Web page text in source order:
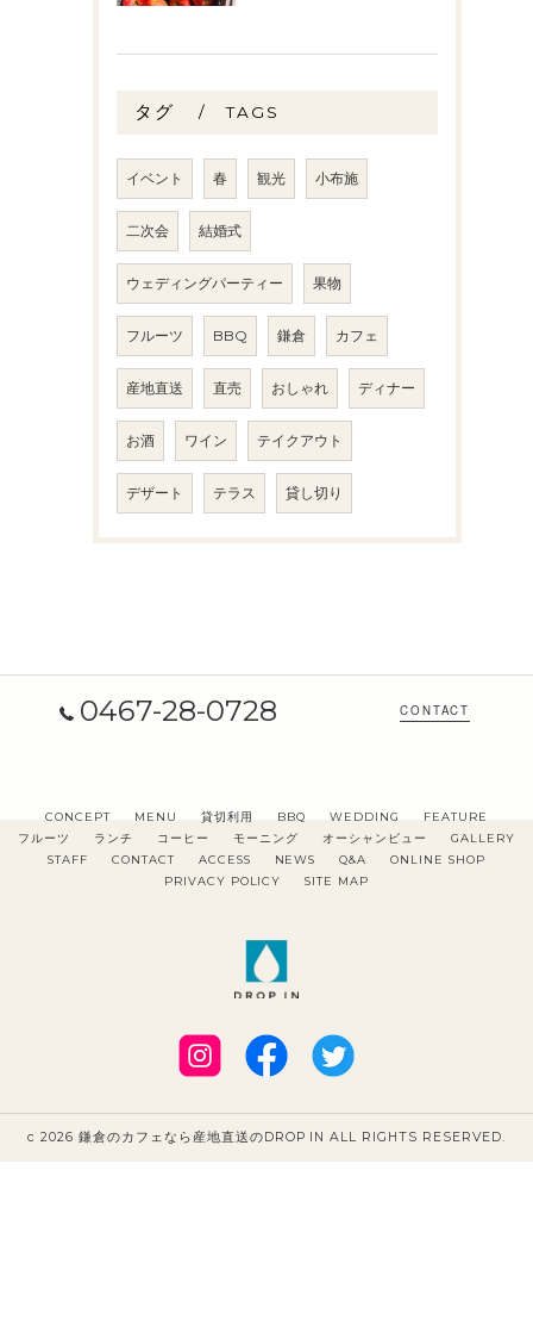
タグ TAGS
イベント 春 観光 小布施
二次会 結婚式
ウェディングパーティー 果物
フルーツ BBQ 鎌倉 カフェ
産地直送 直売 おしゃれ ディナー
お酒 ワイン テイクアウト
デザート テラス 貸し切り
0467-28-0728 CONTACT
CONCEPT MENU 貸切利用 BBQ WEDDING
FEATURE
フルーツ
ランチ コーヒー モーニング オーシャンビュー
GALLERY
STAFF
CONTACT ACCESS NEWS Q&A
ONLINE SHOP
PRIVACY POLICY
SITE MAP
c 2026 鎌倉のカフェなら産地直送のDROP IN ALL RIGHTS RESERVED.